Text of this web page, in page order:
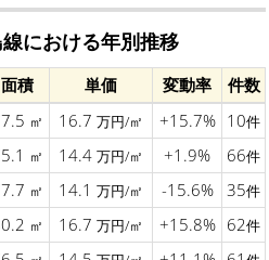
における年別推移
面積 単価 変動率
件数
㎡ 16.7 万円/㎡ +15.7% 10件
㎡ 14.4 万円/㎡ +1.9% 66件
㎡ 14.1 万円/㎡ -15.6% 35件
㎡ 16.7 万円/㎡ +15.8% 62件